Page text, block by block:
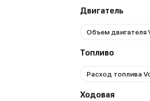
Двигатель
Объем двигателя
Топливо
Расход топлива
Ходовая